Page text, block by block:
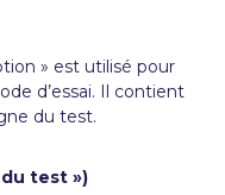
» est utilisé pour
d’essai. Il contient
du test.
test »)